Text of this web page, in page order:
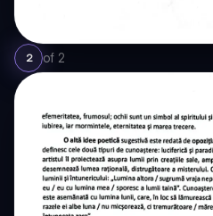
2 of 2